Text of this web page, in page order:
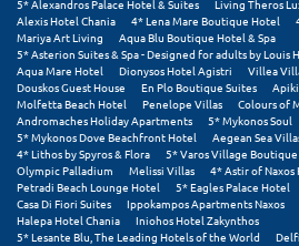
Παραλία Κατερίνης
Παραλία Λιτοχώρου
Παράλιο Άστρος
Πάργα
Παρνασσός
Πάρος
5* Alexandros Palace Hotel & Suites
Living Theros
Alexis Hotel Chania
4* Lena Mare Boutique Hotel
Mariya Art Living
Aqua Blu Boutique Hotel & Spa
5* Asterion Suites & Spa - Designed for adults by Louis
Aqua Mare Hotel
Dionysos Hotel Agistri Villea
Douskos Guest House
En Plo Boutique Suites
Molfetta Beach Hotel
Penelope Villas
Colours of
Andromaches Holiday Apartments
5* Mykonos Soul
5* Mykonos Dove Beachfront Hotel
Aegean Sea
4* Lithos by Spyros & Flora
5* Varos Village
Olympic Palladium
Melissi Villas
4* Astir of Naxos
Petradi Beach Lounge Hotel
5* Eagles Palace Hotel
Casa Di Fiori Suites
Ippokampos Apartments Naxos
Halepa Hotel Chania
Iniohos Hotel Zakynthos
5* Lesante Blu, The Leading Hotels of the World